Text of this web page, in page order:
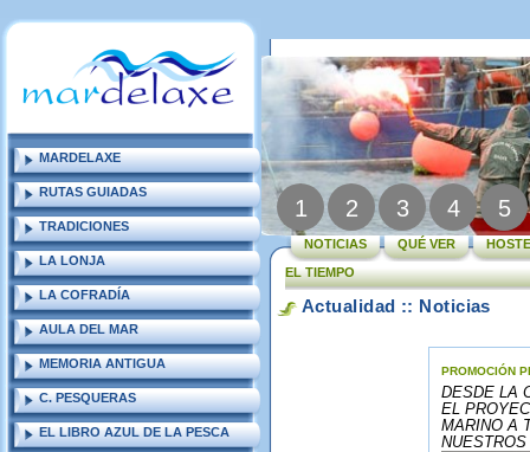
MARDELAXE
RUTAS GUIADAS
TRADICIONES
LA LONJA
LA COFRADÍA
AULA DEL MAR
MEMORIA ANTIGUA
C. PESQUERAS
EL LIBRO AZUL DE LA PESCA
1 2 3 4 5
NOTICIAS QUÉ VER
EL TIEMPO
Actualidad :: Noticias
PROMOCIÓN
DESDE LA
EL
MARINO A